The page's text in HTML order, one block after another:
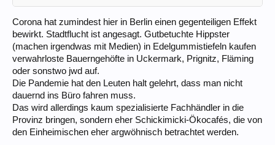
Corona hat zumindest hier in Berlin einen gegenteiligen Effekt
bewirkt. Stadtflucht ist angesagt. Gutbetuchte Hippster
(machen irgendwas mit Medien) in Edelgummistiefeln kaufen
verwahrloste Bauerngehöfte in Uckermark, Prignitz, Fläming
oder sonstwo jwd auf.
Die Pandemie hat den Leuten halt gelehrt, dass man nicht
dauernd ins Büro fahren muss.
Das wird allerdings kaum spezialisierte Fachhändler in die
Provinz bringen, sondern eher Schickimicki-Ökocafés, die von
den Einheimischen eher argwöhnisch betrachtet werden.